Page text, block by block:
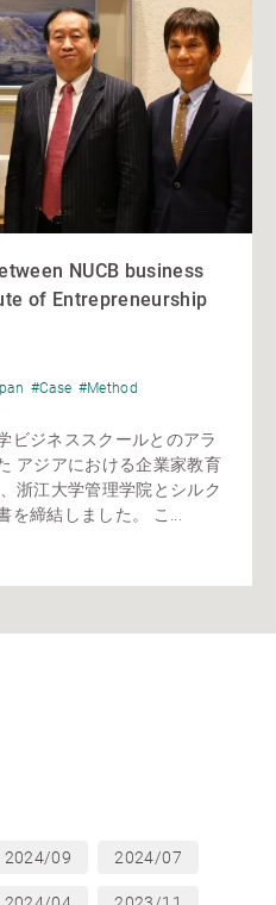
NUCB business
of Entrepreneurship
#Case #Method
ビジネススクールとのアラ
アジアにおける企業家教育
浙江大学管理学院とシルク
を締結しました。 こ...
2024/09 2024/07